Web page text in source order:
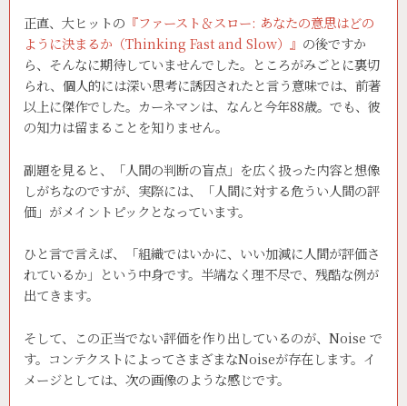
正直、大ヒットの 『ファースト＆スロー: あなたの意思はどの
ように決まるか（Thinking Fast and Slow）』 の後ですか
ら、そんなに期待していませんでした。ところがみごとに裏切
られ、個人的には深い思考に誘因されたと言う意味では、前著
以上に傑作でした。カーネマンは、なんと今年88歳。でも、彼
の知力は留まることを知りません。
副題を見ると、「人間の判断の盲点」を広く扱った内容と想像
しがちなのですが、実際には、「人間に対する危うい人間の評
価」がメイントピックとなっています。
ひと言で言えば、「組織ではいかに、いい加減に人間が評価さ
れているか」という中身です。半端なく理不尽で、残酷な例が
出てきます。
そして、この正当でない評価を作り出しているのが、Noise で
す。コンテクストによってさまざまなNoiseが存在します。イ
メージとしては、次の画像のような感じです。